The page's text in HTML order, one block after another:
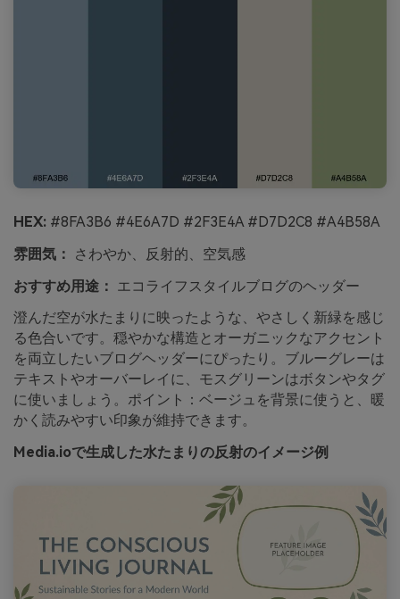
HEX: #8FA3B6 #4E6A7D #2F3E4A #D7D2C8 #A4B58A
雰囲気：
さわやか、反射的、空気感
おすすめ用途： エコライフスタイルブログのヘッダー
澄んだ空が水たまりに映ったような、やさしく新緑を感じ
る色合いです。穏やかな構造とオーガニックなアクセント
を両立したいブログヘッダーにぴったり。ブルーグレーは
テキストやオーバーレイに、モスグリーンはボタンやタグ
に使いましょう。ポイント：ベージュを背景に使うと、暖
かく読みやすい印象が維持できます。
Media.ioで生成した水たまりの反射のイメージ例